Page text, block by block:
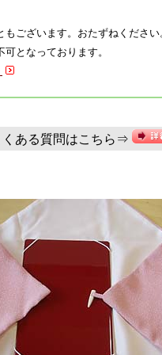
もございます。おたずねください
可となっております。
くある質問はこちら⇒